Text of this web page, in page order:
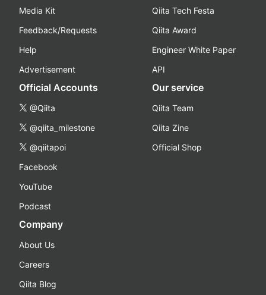
Media Kit
Feedback/Requests
Help
Advertisement
Qiita Tech Festa
Qiita Award
Engineer White Paper
API
Official Accounts
@Qiita
@qiita_milestone
@qiitapoi
Facebook
YouTube
Podcast
Our service
Qiita Team
Qiita Zine
Official Shop
Company
About Us
Careers
Qiita Blog